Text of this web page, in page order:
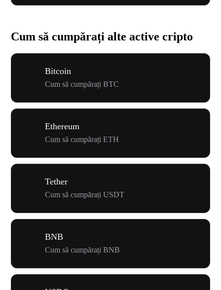
Cum să cumpărați alte active cripto
Bitcoin
Cum să cumpărați BTC
Ethereum
Cum să cumpărați ETH
Tether
Cum să cumpărați USDT
BNB
Cum să cumpărați BNB